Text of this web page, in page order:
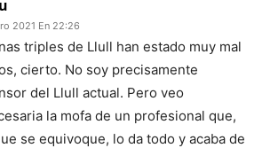
2021 En 22:26
triples de Llull han estado muy mal
cierto. No soy precisamente
del Llull actual. Pero veo
la mofa de un profesional que,
se equivoque, lo da todo y acaba de